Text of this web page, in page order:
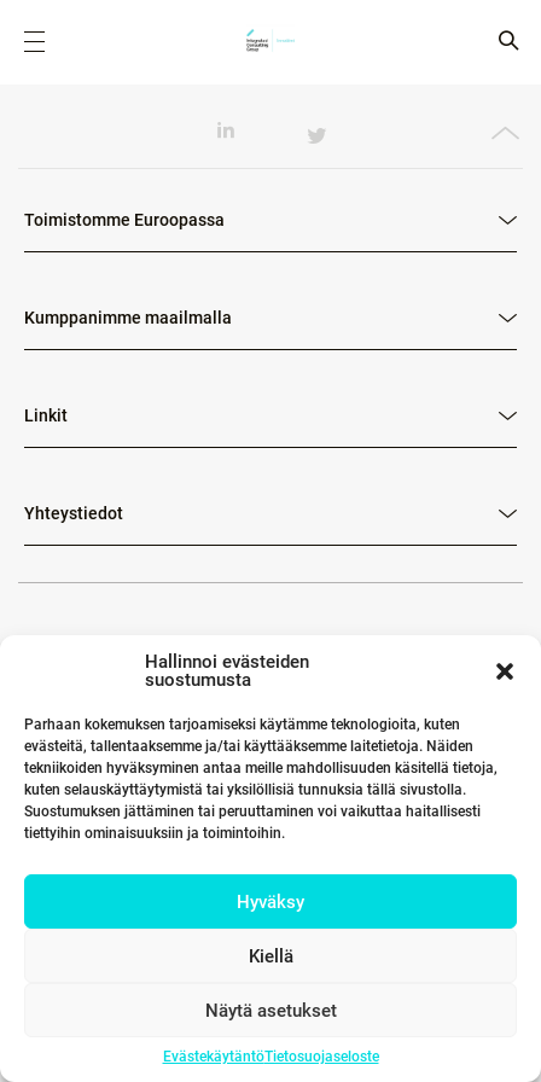
Hallinnoi evästeiden
suostumusta
Parhaan kokemuksen tarjoamiseksi käytämme teknologioita, kuten
evästeitä, tallentaaksemme ja/tai käyttääksemme laitetietoja. Näiden
tekniikoiden hyväksyminen antaa meille mahdollisuuden käsitellä tietoja,
kuten selauskäyttäytymistä tai yksilöllisiä tunnuksia tällä sivustolla.
Suostumuksen jättäminen tai peruuttaminen voi vaikuttaa haitallisesti
tiettyihin ominaisuuksiin ja toimintoihin.
Hyväksy
Kiellä
Näytä asetukset
EvästekäytäntöTietosuojaseloste
Toimistomme Euroopassa
Kumppanimme maailmalla
Linkit
Yhteystiedot